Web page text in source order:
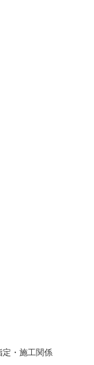
定・施工関係